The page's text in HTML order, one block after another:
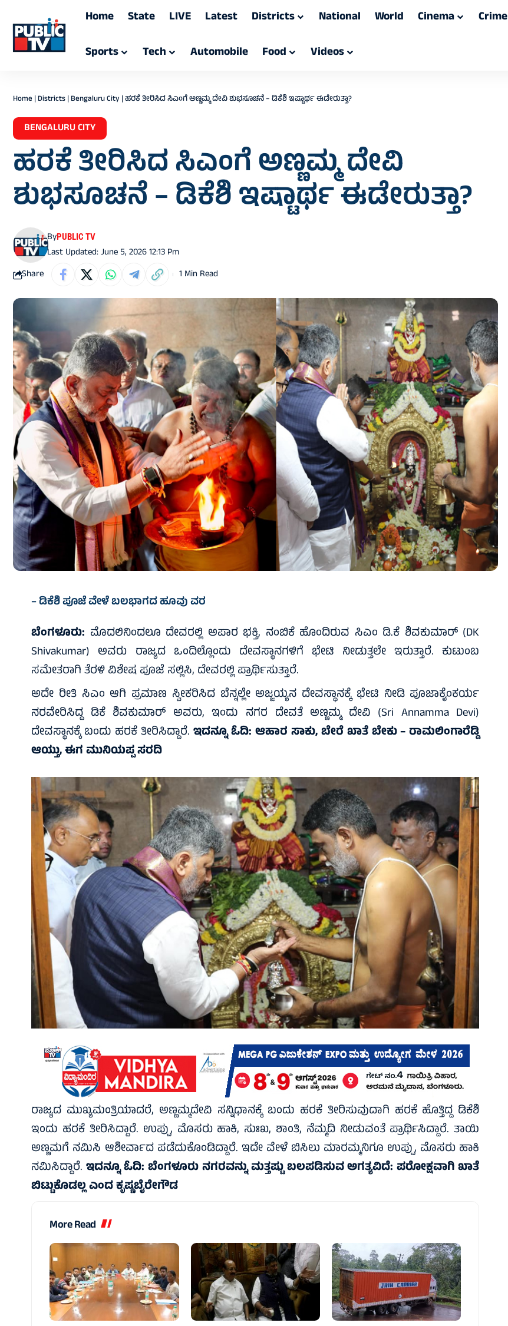
Home State LIVE Latest Districts National World Cinema Crime
Sports
Tech Automobile Food Videos
Home |Districts|Bengaluru City |ಹರಕೆ ತೀರಿಸಿದ ಸಿಎಂಗೆ ಅಣ್ಣಮ್ಮ ದೇವಿ ಶುಭಸೂಚನೆ – ಡಿಕೆಶಿ ಇಷ್ಟಾರ್ಥ ಈಡೇರುತ್ತಾ?
BENGALURU CITY
ಹರಕೆ ತೀರಿಸಿದ ಸಿಎಂಗೆ ಅಣ್ಣಮ್ಮ ದೇವಿ
ಶುಭಸೂಚನೆ – ಡಿಕೆಶಿ ಇಷ್ಟಾರ್ಥ ಈಡೇರುತ್ತಾ?
Last Updated: June 5, 2026 12:13 Pm
ByPUBLIC TV
Share 1 Min Read
– ಡಿಕೆಶಿ ಪೂಜೆ ವೇಳೆ ಬಲಭಾಗದ ಹೂವು ವರ
ಬೆಂಗಳೂರು: ಮೊದಲಿನಿಂದಲೂ ದೇವರಲ್ಲಿ ಅಪಾರ ಭಕ್ತಿ, ನಂಬಿಕೆ ಹೊಂದಿರುವ ಸಿಎಂ ಡಿ.ಕೆ ಶಿವಕುಮಾರ್‌ (DK
Shivakumar) ಅವರು ರಾಜ್ಯದ ಒಂದಿಲ್ಲೊಂದು ದೇವಸ್ಥಾನಗಳಿಗೆ ಭೇಟಿ ನೀಡುತ್ತಲೇ ಇರುತ್ತಾರೆ. ಕುಟುಂಬ
ಸಮೇತರಾಗಿ ತೆರಳಿ ವಿಶೇಷ ಪೂಜೆ ಸಲ್ಲಿಸಿ, ದೇವರಲ್ಲಿ ಪ್ರಾರ್ಥಿಸುತ್ತಾರೆ.
ಅದೇ ರೀತಿ ಸಿಎಂ ಆಗಿ ಪ್ರಮಾಣ ಸ್ವೀಕರಿಸಿದ ಬೆನ್ನಲ್ಲೇ ಅಜ್ಜಯ್ಯನ ದೇವಸ್ಥಾನಕ್ಕೆ ಭೇಟಿ ನೀಡಿ ಪೂಜಾಕೈಂಕರ್ಯ
ನರವೇರಿಸಿದ್ದ ಡಿಕೆ ಶಿವಕುಮಾರ್‌ ಅವರು, ಇಂದು ನಗರ ದೇವತೆ ಅಣ್ಣಮ್ಮ ದೇವಿ (Sri Annamma Devi)
ದೇವಸ್ಥಾನಕ್ಕೆ ಬಂದು ಹರಕೆ ತೀರಿಸಿದ್ದಾರೆ. ಇದನ್ನೂ ಓದಿ:ಆಹಾರ ಸಾಕು, ಬೇರೆ ಖಾತೆ ಬೇಕು – ರಾಮಲಿಂಗಾರೆಡ್ಡಿ
ಆಯ್ತು, ಈಗ ಮುನಿಯಪ್ಪ ಸರದಿ
ರಾಜ್ಯದ ಮುಖ್ಯಮಂತ್ರಿಯಾದರೆ, ಅಣ್ಣಮ್ಮದೇವಿ ಸನ್ನಿಧಾನಕ್ಕೆ ಬಂದು ಹರಕೆ ತೀರಿಸುವುದಾಗಿ ಹರಕೆ ಹೊತ್ತಿದ್ದ ಡಿಕೆಶಿ
ಇಂದು ಹರಕೆ ತೀರಿಸಿದ್ದಾರೆ. ಉಪ್ಪು, ಮೊಸರು ಹಾಕಿ, ಸುಃಖ, ಶಾಂತಿ, ನೆಮ್ಮದಿ ನೀಡುವಂತೆ ಪ್ರಾರ್ಥಿಸಿದ್ದಾರೆ. ತಾಯಿ
ಅಣ್ಣಮಗೆ ನಮಿಸಿ ಆಶೀರ್ವಾದ ಪಡೆದುಕೊಂಡಿದ್ದಾರೆ. ಇದೇ ವೇಳೆ ಬಿಸಿಲು ಮಾರಮ್ಮನಿಗೂ ಉಪ್ಪು, ಮೊಸರು ಹಾಕಿ
ನಮಿಸಿದ್ದಾರೆ. ಇದನ್ನೂ ಓದಿ: ಬೆಂಗಳೂರು ನಗರವನ್ನು ಮತ್ತಷ್ಟು ಬಲಪಡಿಸುವ ಅಗತ್ಯವಿದೆ: ಪರೋಕ್ಷವಾಗಿ ಖಾತೆ
ಬಿಟ್ಟುಕೊಡಲ್ಲ ಎಂದ ಕೃಷ್ಣಬೈರೇಗೌಡ
More Read